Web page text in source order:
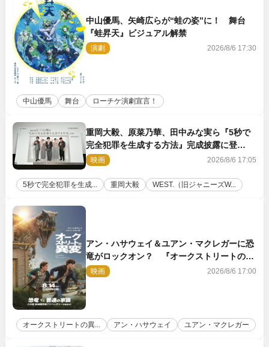
中山優馬、矢崎広らが“蛙の姿”に！ 舞台
『蛙昇天』ビジュアル解禁
演劇 2026/8/6 17:30
中山優馬 舞台 ローチケ演劇宣言！
重岡大毅、原菜乃華、田中みな実ら『5秒で
完全犯罪を生成する方法』完成披露に登
壇！ それぞれのAI活用術も発表
映画 2026/8/6 17:05
5秒で完全犯罪を生成... 重岡大毅 WEST.（旧ジャニーズW...
アン・ハサウェイ＆ユアン・マクレガーに恐
竜がロックオン？ 『オークストリートの異
変』新ビジュアル＆本編映像初解禁
映画 2026/8/6 17:00
オークストリートの異... アン・ハサウェイ ユアン・マクレガー